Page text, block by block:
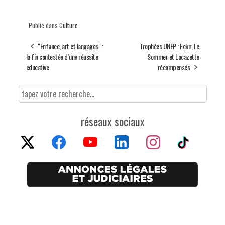
Publié dans Culture
"Enfance, art et langages" :
la fin contestée d’une réussite
éducative
Trophées UNFP : Fekir, Le
Sommer et Lacazette
récompensés
réseaux sociaux